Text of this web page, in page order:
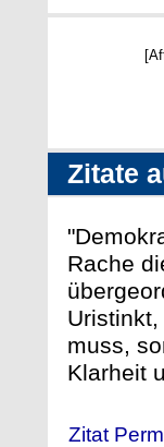
Zitate
Rache
muss,
Klarheit
Zitat